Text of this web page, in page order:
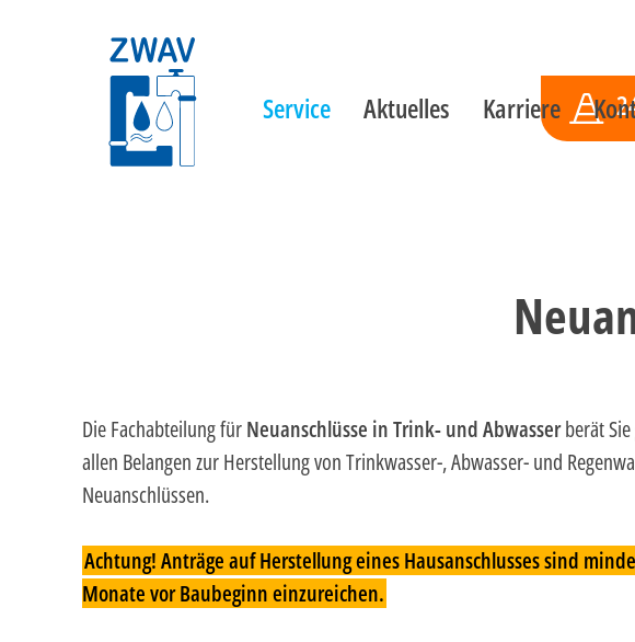
Hauptnavigation
Service Aktuelles Karriere
Die Fachabteilung fürNeuanschlüsse in Trink- und Abwasserberät
allen Belangen zur Herstellung von Trinkwasser-, Abwasser- und
Neuanschlüssen.
Achtung! Anträge auf Herstellung eines Hausanschlusses sind
Monate vor Baubeginn einzureichen.